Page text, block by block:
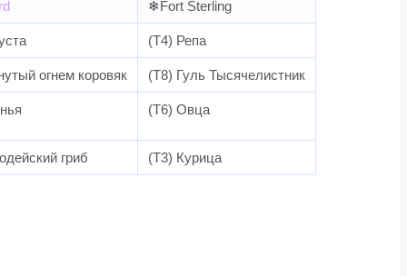
❄Fort Sterling
(T4) Репа
огнем коровяк (T8) Гуль Тысячелистник
(T6) Овца
гриб (T3) Курица